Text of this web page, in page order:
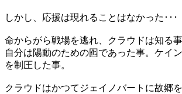
しかし、応援は現れることはなかった･･･
命からがら戦場を逃れ、クラウドは知る事
自分は陽動のための囮であった事。ケイ
を制圧した事。
クラウドはかつてジェイノバートに故郷